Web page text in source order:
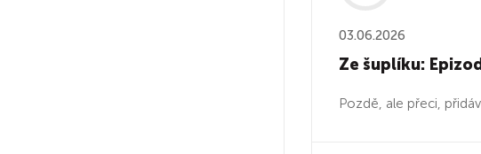
03.06.2026
Ze šuplíku:
Pozdě, ale přeci,